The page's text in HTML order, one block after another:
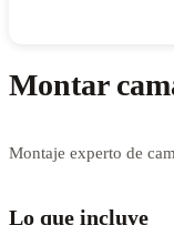
Montar
Montaje experto de
Lo que incluye